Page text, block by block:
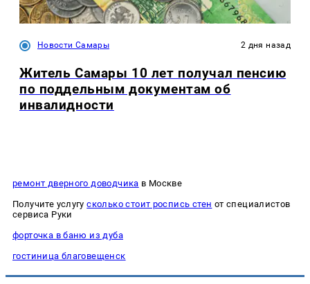
Новости Самары 2 дня назад
Житель Самары 10 лет получал пенсию
по поддельным документам об
инвалидности
ремонт дверного доводчика в Москве
Получите услугусколько стоит роспись стен от специалистов
сервиса Руки
форточка в баню из дуба
гостиница благовещенск